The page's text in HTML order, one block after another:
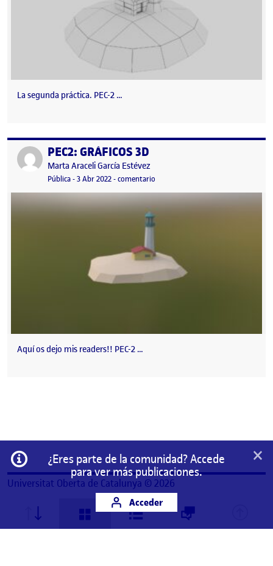
La segunda práctica. PEC-2 …
Publicado porPEC2: GRÁFICOS 3D
Publicado por
Marta Araceli García Estévez
Visibilidad:
Pública-Fecha de publicación
3 Abr 2022-comentario
Aquí os dejo mis readers!! PEC-2 …
Información
¿Eres parte de la comunidad? Accede
para ver más publicaciones.
Acceder
×
Universitat Oberta de Catalunya © 2026